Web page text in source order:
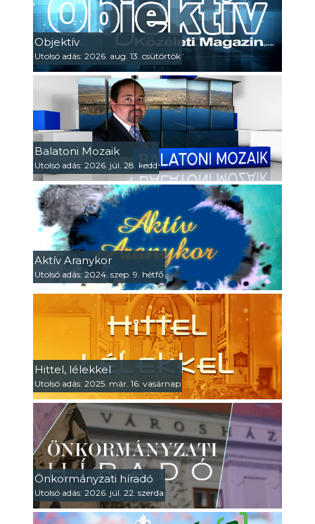
Objektív
Utolsó adás: 2026. aug. 13. csütörtök
Balatoni Mozaik
Utolsó adás: 2026. júl. 28. kedd
Aktív Aranykor
Utolsó adás: 2024. szep. 9. hétfő
Hittel, lélekkel
Utolsó adás: 2025. már. 16. vasárnap
Önkormányzati híradó
Utolsó adás: 2026. júl. 22. szerda